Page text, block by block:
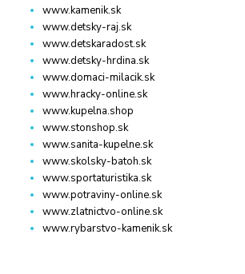
www.kamenik.sk
www.detsky-raj.sk
www.detskaradost.sk
www.detsky-hrdina.sk
www.domaci-milacik.sk
www.hracky-online.sk
www.kupelna.shop
www.stonshop.sk
www.sanita-kupelne.sk
www.skolsky-batoh.sk
www.sportaturistika.sk
www.potraviny-online.sk
www.zlatnictvo-online.sk
www.rybarstvo-kamenik.sk